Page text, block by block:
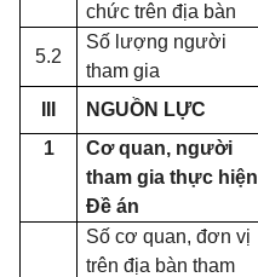
chức trên địa bàn
5.2
Số lượng người
tham gia
NGUỒN LỰC
1
Cơ quan, người
tham gia thực hiện
Đề án
Số cơ quan, đơn vị
trên địa bàn tham